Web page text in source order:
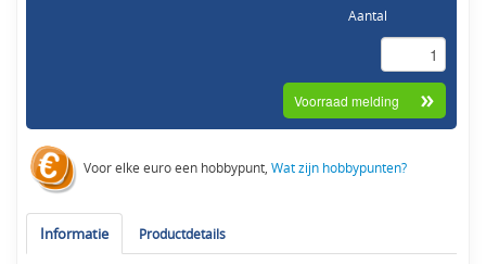
Aantal
Voor elke euro een hobbypunt,Wat zijn hobbypunten?
Informatie Productdetails